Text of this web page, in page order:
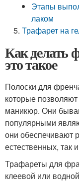
Этапы
лаком
Трафарет на
Как делать
это такое
Полоски для
которые
маникюр. Они
популярными
они обеспечивают
естественных, так
Трафареты для
клеевой или